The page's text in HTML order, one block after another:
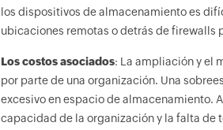
los dispositivos de almacenamiento es
ubicaciones remotas o detrás de firewalls
Los costos asociados: La ampliación y el
por parte de una organización. Una
excesivo en espacio de almacenamiento.
capacidad de la organización y la falta de